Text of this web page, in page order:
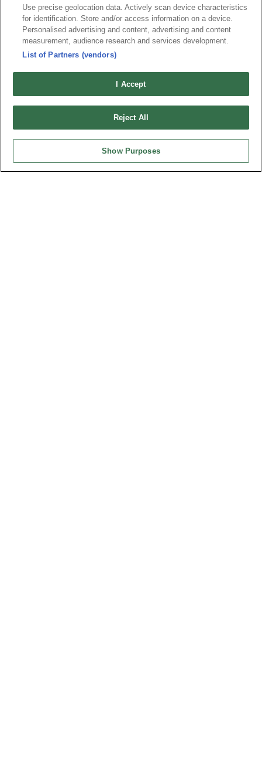
產品索引
請勿出售或分享我的個人信息
弘振企業股份有限公司 © 2024 All Rights Reserved.
Design byTNN
台灣總公司
弘振企業股份有限公司
地址 : 334031 桃園市八德區和成路20號
Use precise geolocation data. Actively scan device characteristics
for identification. Store and/or access information on a device.
Personalised advertising and content, advertising and content
measurement, audience research and services development.
List of Partners (vendors)
I Accept
Reject All
Show Purposes